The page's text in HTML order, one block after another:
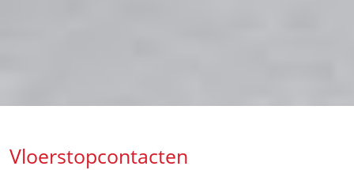
Vloerstopcontacten